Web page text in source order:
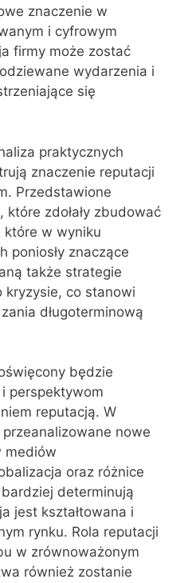
znaczenie w
i cyfrowym
firmy może zostać
wydarzenia i
się
praktycznych
znaczenie reputacji
Przedstawione
które zdołały zbudować
które w wyniku
poniosły znaczące
także strategie
co stanowi
długoterminową
będzie
perspektywom
reputacją. W
nowe
mediów
oraz różnice
determinują
jest kształtowana i
rynku. Rola reputacji
w zrównoważonym
również zostanie